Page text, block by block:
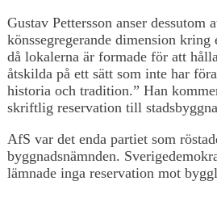
Gustav Pettersson anser dessutom
könssegregerande dimension kring
då lokalerna är formade för att
åtskilda på ett sätt som inte har
historia och tradition.” Han
skriftlig reservation till
AfS var det enda partiet som
byggnadsnämnden.
lämnade inga reservation mot